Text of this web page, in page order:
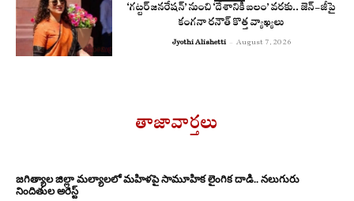
‘గట్టర్ జనరేషన్’ నుంచి ‘దేశానికి బలం’ వరకు.. జెన్-జీపై
కంగనా రనౌత్ కొత్త వ్యాఖ్యలు
Jyothi Alishetti - August 7, 2026
తాజావార్తలు
జగిత్యాల జిల్లా మల్యాలలో మహిళపై సామూహిక లైంగిక దాడి.. నలుగురు
నిందితుల అరెస్ట్